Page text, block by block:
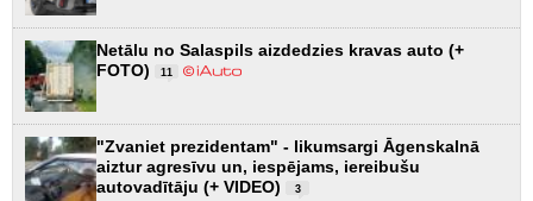
Netālu no Salaspils aizdedzies kravas auto (+
FOTO)
11
"Zvaniet prezidentam" - likumsargi Āgenskalnā
aiztur agresīvu un, iespējams, iereibušu
autovadītāju (+ VIDEO)
3